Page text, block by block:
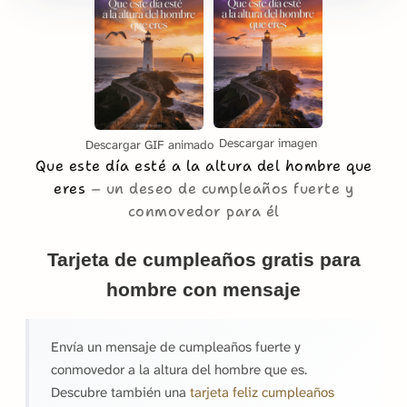
Descargar GIF animado Descargar imagen
Que este día esté a la altura del hombre que
eres
un deseo de cumpleaños fuerte y
conmovedor para él
Tarjeta de cumpleaños gratis para
hombre con mensaje
Envía un mensaje de cumpleaños fuerte y
conmovedor a la altura del hombre que es.
Descubre también una tarjeta feliz cumpleaños